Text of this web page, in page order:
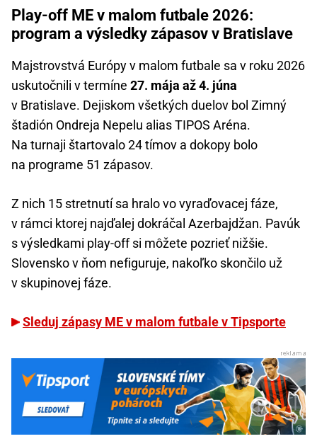
Play-off ME v malom futbale 2026:
program a výsledky zápasov v Bratislave
Majstrovstvá Európy v malom futbale sa v roku 2026
uskutočnili v termíne 27. mája až 4. júna
v Bratislave. Dejiskom všetkých duelov bol Zimný
štadión Ondreja Nepelu alias TIPOS Aréna.
Na turnaji štartovalo 24 tímov a dokopy bolo
na programe 51 zápasov.
Z nich 15 stretnutí sa hralo vo vyraďovacej fáze,
v rámci ktorej najďalej dokráčal Azerbajdžan. Pavúk
s výsledkami play-off si môžete pozrieť nižšie.
Slovensko v ňom nefiguruje, nakoľko skončilo už
v skupinovej fáze.
Sleduj zápasy ME v malom futbale v Tipsporte